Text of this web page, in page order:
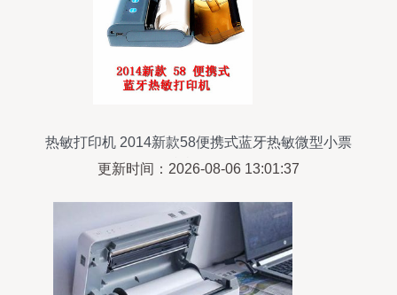
热敏打印机 2014新款58便携式蓝牙热敏微型小票
打印机全解析
更新时间：2026-08-06 13:01:37